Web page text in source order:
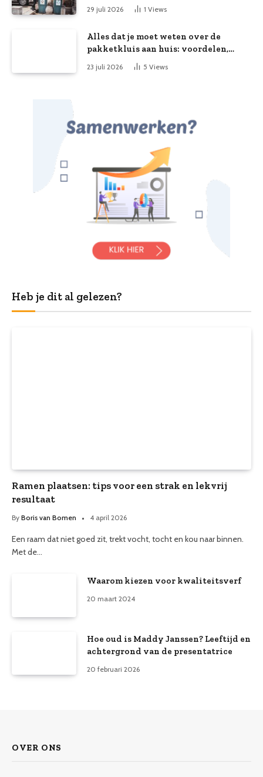
29 juli 2026 1 Views
Alles dat je moet weten over de
pakketkluis aan huis: voordelen,
kooptips en belang
23 juli 2026 5 Views
Heb je dit al gelezen?
Ramen plaatsen: tips voor een strak en lekvrij
resultaat
By Boris van Bomen 4 april 2026
Een raam dat niet goed zit, trekt vocht, tocht en kou naar binnen.
Met de…
Waarom kiezen voor kwaliteitsverf
20 maart 2024
Hoe oud is Maddy Janssen? Leeftijd en
achtergrond van de presentatrice
20 februari 2026
OVER ONS